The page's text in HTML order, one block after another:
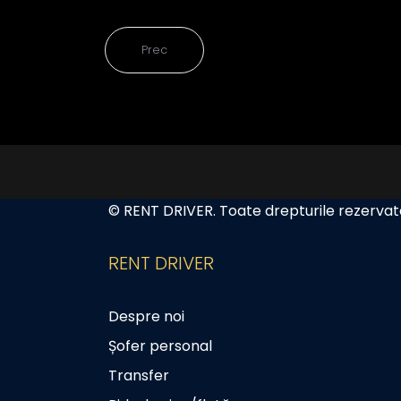
Prec
© RENT DRIVER. Toate drepturile
RENT DRIVER
Despre noi
Șofer personal
Transfer